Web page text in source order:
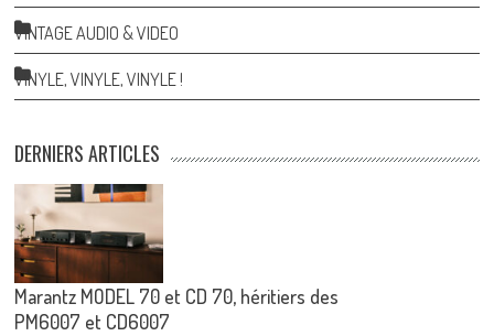
VINTAGE AUDIO & VIDEO
VINYLE, VINYLE, VINYLE !
DERNIERS ARTICLES
Marantz MODEL 70 et CD 70, héritiers des
PM6007 et CD6007